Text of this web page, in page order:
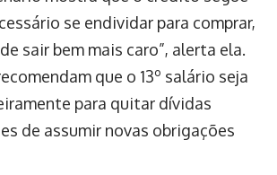
se endividar para comprar,
sair bem mais caro”, alerta ela.
que o 13º salário seja
para quitar dívidas
de assumir novas obrigações